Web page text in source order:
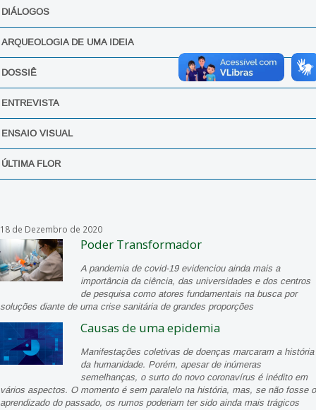
DIÁLOGOS
ARQUEOLOGIA DE UMA IDEIA
DOSSIÊ
ENTREVISTA
ENSAIO VISUAL
ÚLTIMA FLOR
18 de Dezembro de 2020
Poder Transformador
A pandemia de covid-19 evidenciou ainda mais a
importância da ciência, das universidades e dos centros
de pesquisa como atores fundamentais na busca por
soluções diante de uma crise sanitária de grandes proporções
Causas de uma epidemia
Manifestações coletivas de doenças marcaram a história
da humanidade. Porém, apesar de inúmeras
semelhanças, o surto do novo coronavírus é inédito em
vários aspectos. O momento é sem paralelo na história, mas, se não fosse o
aprendizado do passado, os rumos poderiam ter sido ainda mais trágicos